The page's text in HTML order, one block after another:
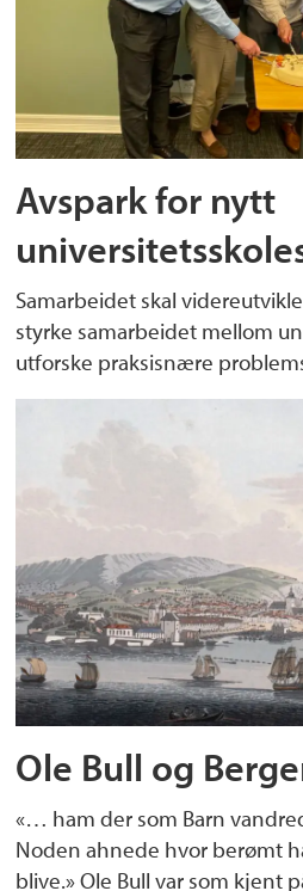
Avspark for nytt
Samarbeidet skal
styrke samarbeidet mellom
utforske praksisnære
Ole Bull og
«… ham der som Barn
Noden ahnede hvor berømt
blive.» Ole Bull var som kjent